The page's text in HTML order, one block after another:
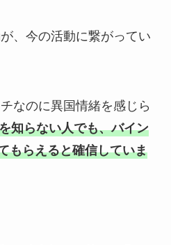
、今の活動に繋がってい
なのに異国情緒を感じら
知らない人でも、バイン
もらえると確信していま